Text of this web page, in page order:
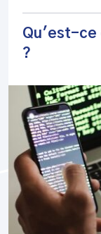
Qu'est-ce
?